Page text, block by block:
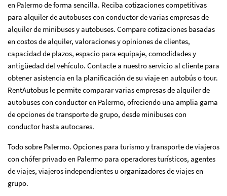
en Palermo de forma sencilla. Reciba cotizaciones competitivas
para alquiler de autobuses con conductor de varias empresas de
alquiler de minibuses y autobuses. Compare cotizaciones basadas
en costos de alquiler, valoraciones y opiniones de clientes,
capacidad de plazos, espacio para equipaje, comodidades y
antigüedad del vehículo. Contacte a nuestro servicio al cliente para
obtener asistencia en la planificación de su viaje en autobús o tour.
RentAutobus le permite comparar varias empresas de alquiler de
autobuses con conductor en Palermo, ofreciendo una amplia gama
de opciones de transporte de grupo, desde minibuses con
conductor hasta autocares.
Todo sobre Palermo. Opciones para turismo y transporte de viajeros
con chófer privado en Palermo para operadores turísticos, agentes
de viajes, viajeros independientes u organizadores de viajes en
grupo.